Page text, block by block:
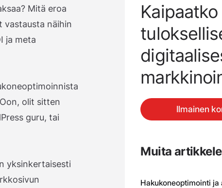
Mitä eroa
vastausta näihin
ja meta
olit sitten
guru, tai
yksinkertaisesti
Ilmainen
Muita
Hakukoneoptimointi